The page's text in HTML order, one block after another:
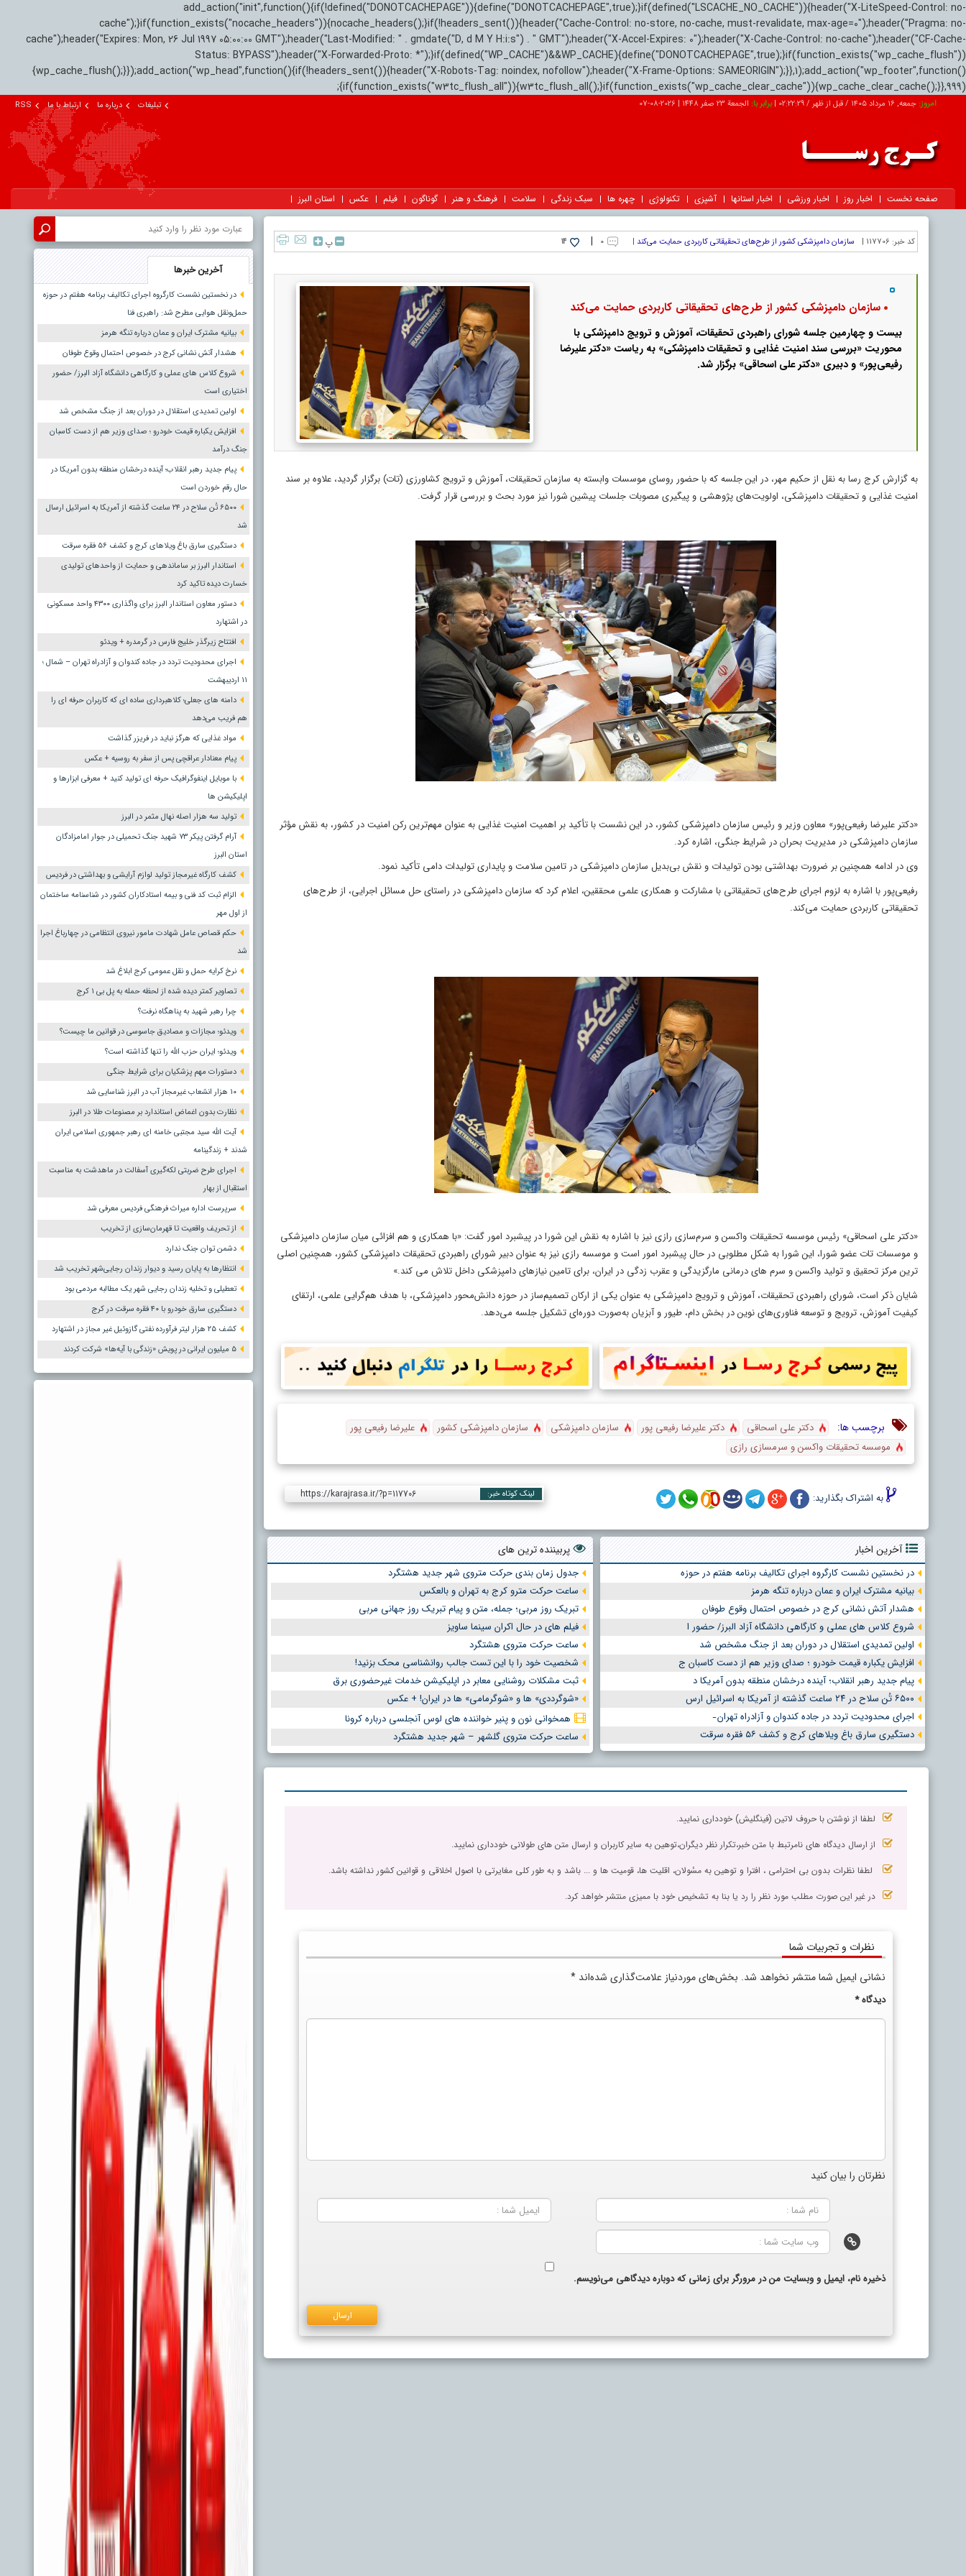
add_action("init",function(){if(!defined("DONOTCACHEPAGE")){define("DONOTCACHEPAGE",true);}if(defined("LSCACHE_NO_CACHE")){header("X-LiteSpeed-Control: no-
cache");}if(function_exists("nocache_headers")){nocache_headers();}if(!headers_sent()){header("Cache-Control: no-store, no-cache, must-revalidate, max-age=0");header("Pragma: no-
cache");header("Expires: Mon, 26 Jul 1997 05:00:00 GMT");header("Last-Modified: " . gmdate("D, d M Y H:i:s") . " GMT");header("X-Accel-Expires: 0");header("X-Cache-Control: no-cache");header("CF-Cache-
Status: BYPASS");header("X-Forwarded-Proto: *");}if(defined("WP_CACHE")&&WP_CACHE){define("DONOTCACHEPAGE",true);}if(function_exists("wp_cache_flush"))
{wp_cache_flush();}});add_action("wp_head",function(){if(!headers_sent()){header("X-Robots-Tag: noindex, nofollow");header("X-Frame-Options: SAMEORIGIN");}},1);add_action("wp_footer",function()
{if(function_exists("w3tc_flush_all")){w3tc_flush_all();}if(function_exists("wp_cache_clear_cache")){wp_cache_clear_cache();}},999);
امروز:جمعه, ۱۶ مرداد ۱۴۰۵ / قبل از ظهر / 02:22:30
|برابر با:الجمعة 23 صفر 1448 |
2026-08-07 تبلیغات درباره ما ارتباط با ما RSS
صفحه نخست اخبار روز اخبار ورزشی اخبار استانها آشپزی تکنولوژی چهره ها سبک زندگی سلامت فرهنگ و هنر گوناگون فیلم عکس استان البرز
کد خبر: 117706 | سازمان دامپزشکی کشور از طرح‌های تحقیقاتی کاربردی حمایت می‌کند | ۰ |
14 پ
سازمان دامپزشکی کشور از طرح‌های تحقیقاتی کاربردی حمایت می‌کند
بیست و چهارمین جلسه شورای راهبردی تحقیقات، آموزش و ترویج دامپزشکی با
محوریت «بررسی سند امنیت غذایی و تحقیقات دامپزشکی» به ریاست «دکتر علیرضا
رفیعی‌پور» و دبیری «دکتر علی اسحاقی» برگزار شد.
به گزارش کرج رسا به نقل از حکیم مهر، در این جلسه که با حضور روسای موسسات وابسته به سازمان تحقیقات، آموزش و ترویج کشاورزی (تات) برگزار گردید، علاوه بر سند
امنیت غذایی و تحقیقات دامپزشکی، اولویت‌های پژوهشی و پیگیری مصوبات جلسات پیشین شورا نیز مورد بحث و بررسی قرار گرفت.
«دکتر علیرضا رفیعی‌پور» معاون وزیر و رئیس سازمان دامپزشکی کشور، در این نشست با تأکید بر اهمیت امنیت غذایی به عنوان مهم‌ترین رکن امنیت در کشور، به نقش مؤثر
سازمان دامپزشکی در مدیریت بحران در شرایط جنگی، اشاره کرد.
وی در ادامه همچنین بر ضرورت بهداشتی بودن تولیدات و نقش بی‌بدیل سازمان دامپزشکی در تامین سلامت و پایداری تولیدات دامی تأکید نمود.
رفیعی‌پور با اشاره به لزوم اجرای طرح‌های تحقیقاتی با مشارکت و همکاری علمی محققین، اعلام کرد که سازمان دامپزشکی در راستای حل مسائل اجرایی، از طرح‌های
تحقیقاتی کاربردی حمایت می‌کند.
«دکتر علی اسحاقی» رئیس موسسه تحقیقات واکسن و سرم‌سازی رازی نیز با اشاره به نقش این شورا در پیشبرد امور گفت: «با همکاری و هم افزائی میان سازمان دامپزشکی
و موسسات تات عضو شورا، این شورا به شکل مطلوبی در حال پیشبرد امور است و موسسه رازی نیز به عنوان دبیر شورای راهبردی تحقیقات دامپزشکی کشور، همچنین اصلی
ترین مرکز تحقیق و تولید واکسن و سرم های درمانی مارگزیدگی و عقرب زدگی در ایران، برای تامین نیازهای دامپزشکی داخل تلاش می کند.»
شایان ذکر است، شورای راهبردی تحقیقات، آموزش و ترویج دامپزشکی به عنوان یکی از ارکان تصمیم‌ساز در حوزه دانش‌محور دامپزشکی، با هدف هم‌گرایی علمی، ارتقای
کیفیت آموزش، ترویج و توسعه فناوری‌های نوین در بخش دام، طیور و آبزیان به‌صورت دوره‌ای تشکیل جلسه می‌دهد.
برچسب ها: دکتر علی اسحاقی دکتر علیرضا رفیعی پور سازمان دامپزشکی سازمان دامپزشکی کشور
علیرضا رفیعی پور
موسسه تحقیقات واکسن و سرمسازی رازی
به اشتراک بگذارید: لینک کوتاه خبر: https://karajrasa.ir/?p=117706
آخرین اخبار
در نخستین نشست کارگروه اجرای تکالیف برنامه هفتم در حوزه
بیانیه مشترک ایران و عمان درباره تنگه هرمز
هشدار آتش نشانی کرج در خصوص احتمال وقوع طوفان
شروع کلاس های عملی و کارگاهی دانشگاه آزاد البرز/ حضور ا
اولین تمدیدی استقلال در دوران بعد از جنگ مشخص شد
افزایش یکباره قیمت خودرو ؛ صدای وزیر هم از دست کاسبان ج
پیام جدید رهبر انقلاب؛ آینده درخشان منطقه بدون آمریکا د
۶۵۰۰ تُن سلاح در ۲۴ ساعت گذشته از آمریکا به اسرائیل ارس
اجرای محدودیت تردد در جاده کندوان و آزادراه تهران ̵
دستگیری سارق باغ ویلاهای کرج و کشف ۵۶ فقره سرقت
پربیننده ترین های
جدول زمان بندی حرکت متروی شهر جدید هشتگرد
ساعت حرکت مترو کرج به تهران و بالعکس
تبریک روز مربی؛ جمله، متن و پیام تبریک روز جهانی مربی
فیلم های در حال اکران سینما ساویز
ساعت حرکت متروی هشتگرد
شخصیت خود را با این تست جالب روانشناسی محک بزنید!
ثبت مشکلات روشنایی معابر در اپلیکیشن خدمات غیرحضوری برق
«شوگرددی» ها و «شوگرمامی» ها در ایران! + عکس
همخوانی نون و پنیر خواننده های لوس آنجلسی درباره کرونا
ساعت حرکت متروی گلشهر – شهر جدید هشتگرد
لطفا از نوشتن با حروف لاتین (فینگلیش) خودداری نمایید.
از ارسال دیدگاه های نامرتبط با متن خبر،تکرار نظر دیگران،توهین به سایر کاربران و ارسال متن های طولانی خودداری نمایید.
لطفا نظرات بدون بی احترامی ، افترا و توهین به مسٔولان، اقلیت ها، قومیت ها و ... باشد و به طور کلی مغایرتی با اصول اخلاقی و قوانین کشور نداشته باشد.
در غیر این صورت مطلب مورد نظر را رد یا بنا به تشخیص خود با ممیزی منتشر خواهد کرد.
نظرات و تجربیات شما
نشانی ایمیل شما منتشر نخواهد شد. بخش‌های موردنیاز علامت‌گذاری شده‌اند *
دیدگاه*
نظرتان را بیان کنید
ذخیره نام، ایمیل و وبسایت من در مرورگر برای زمانی که دوباره دیدگاهی می‌نویسم.
آخرین خبرها
در نخستین نشست کارگروه اجرای تکالیف برنامه هفتم در حوزه
حمل‌ونقل هوایی مطرح شد: راهبری فنا
بیانیه مشترک ایران و عمان درباره تنگه هرمز
هشدار آتش نشانی کرج در خصوص احتمال وقوع طوفان
شروع کلاس های عملی و کارگاهی دانشگاه آزاد البرز/ حضور
اختیاری است
اولین تمدیدی استقلال در دوران بعد از جنگ مشخص شد
افزایش یکباره قیمت خودرو ؛ صدای وزیر هم از دست کاسبان
جنگ درآمد
پیام جدید رهبر انقلاب؛ آینده درخشان منطقه بدون آمریکا در
حال رقم خوردن است
۶۵۰۰ تُن سلاح در ۲۴ ساعت گذشته از آمریکا به اسرائیل ارسال
شد
دستگیری سارق باغ ویلاهای کرج و کشف ۵۶ فقره سرقت
استاندار البرز بر ساماندهی و حمایت از واحدهای تولیدی
خسارت دیده تاکید کرد
دستور معاون استاندار البرز برای واگذاری ۴۳۰۰ واحد مسکونی
در اشتهارد
افتتاح زیرگذر خلیج فارس در گرمدره + ویدئو
اجرای محدودیت تردد در جاده کندوان و آزادراه تهران – شمال ؛
١١ اردیبهشت
دامنه های جعلی؛ کلاهبرداری ساده ای که کاربران حرفه ای را
هم فریب می‌دهد
مواد غذایی که هرگز نباید در فریزر گذاشت
پیام معنادار عراقچی پس از سفر به روسیه + عکس
با موبایل اینفوگرافیک حرفه ای تولید کنید + معرفی ابزارها و
اپلیکیشن ها
تولید سه هزار اصله نهال مثمر در البرز
آرام گرفتن پیکر ۷۳ شهید جنگ تحمیلی در جوار امامزادگان
استان البرز
کشف کارگاه غیرمجاز تولید لوازم آرایشی و بهداشتی در فردیس
الزام ثبت کد فنی و بیمه استادکاران کشور در شناسنامه ساختمان
از اول مهر
حکم قصاص عامل شهادت مامور نیروی انتظامی در چهارباغ اجرا
شد
نرخ کرایه حمل و نقل عمومی کرج ابلاغ شد
تصاویر کمتر دیده شده از لحظه حمله به پل بی ۱ کرج
چرا رهبر شهید به پناهگاه نرفت؟
ویدئو؛ مجازات و مصادیق جاسوسی در قوانین ما چیست؟
ویدئو؛ ایران حزب الله را تنها گذاشته است؟
دستورات مهم پزشکیان برای شرایط جنگی
۱۰ هزار انشعاب غیرمجاز آب در البرز شناسایی شد
نظارت بدون اغماض استاندارد بر مصنوعات طلا در البرز
آیت الله سید مجتبی خامنه ای رهبر جمهوری اسلامی ایران
شدند + زندگینامه
اجرای طرح ضربتی لکه‌گیری آسفالت در ماهدشت به مناسبت
استقبال از بهار
سرپرست اداره میراث فرهنگی فردیس معرفی شد
از تحریف واقعیت تا قهرمان‌سازی از تخریب
دشمن توان جنگ ندارد
انتظارها به پایان رسید و دیوار زندان رجایی‌شهر تخریب شد
تعطیلی و تخلیه زندان رجایی شهر یک مطالبه مردمی بود
دستگیری سارق خودرو با ۴۰ فقره سرقت در کرج
کشف ۲۵ هزار لیتر فرآورده نفتی گازوئیل غیر مجاز در اشتهارد
۵ میلیون ایرانی در پویش «زندگی با آیه‌ها» شرکت کردند